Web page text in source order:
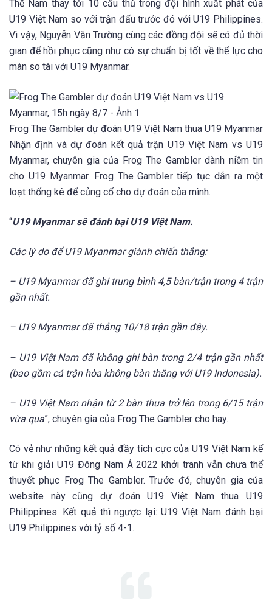
Thế Nam thay tới 10 cầu thủ trong đội hình xuất phát của
U19 Việt Nam so với trận đấu trước đó với U19 Philippines.
Vì vậy, Nguyễn Văn Trường cùng các đồng đội sẽ có đủ thời
gian để hồi phục cũng như có sự chuẩn bị tốt về thể lực cho
màn so tài với U19 Myanmar.
Frog The Gambler dự đoán U19 Việt Nam thua U19 Myanmar
Nhận định và dự đoán kết quả trận U19 Việt Nam vs U19
Myanmar, chuyên gia của Frog The Gambler dành niềm tin
cho U19 Myanmar. Frog The Gambler tiếp tục dẫn ra một
loạt thống kê để củng cố cho dự đoán của mình.
“U19 Myanmar sẽ đánh bại U19 Việt Nam.
Các lý do để U19 Myanmar giành chiến thắng:
– U19 Myanmar đã ghi trung bình 4,5 bàn/trận trong 4 trận
gần nhất.
– U19 Myanmar đã thắng 10/18 trận gần đây.
– U19 Việt Nam đã không ghi bàn trong 2/4 trận gần nhất
(bao gồm cả trận hòa không bàn thắng với U19 Indonesia).
– U19 Việt Nam nhận từ 2 bàn thua trở lên trong 6/15 trận
vừa qua”, chuyên gia của Frog The Gambler cho hay.
Có vẻ như những kết quả đầy tích cực của U19 Việt Nam kể
từ khi giải U19 Đông Nam Á 2022 khởi tranh vẫn chưa thể
thuyết phục Frog The Gambler. Trước đó, chuyên gia của
website này cũng dự đoán U19 Việt Nam thua U19
Philippines. Kết quả thì ngược lại: U19 Việt Nam đánh bại
U19 Philippines với tỷ số 4-1.